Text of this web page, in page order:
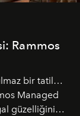
Rammos
bir tatil…
Managed
güzelliğini